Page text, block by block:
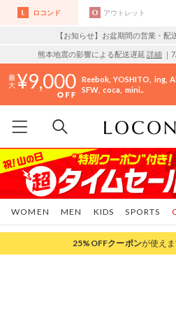
ロコンド アウトレット
【お知らせ】お盆期間の営業・配
熊本地震の影響による配送遅延 詳細 ｜
9,000 Reebok YOSHITO ing
SFW coca mini..
WOMEN MEN KIDS SPORTS
25%OFFクーポンが使え